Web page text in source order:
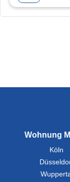
Wohnung
Köln